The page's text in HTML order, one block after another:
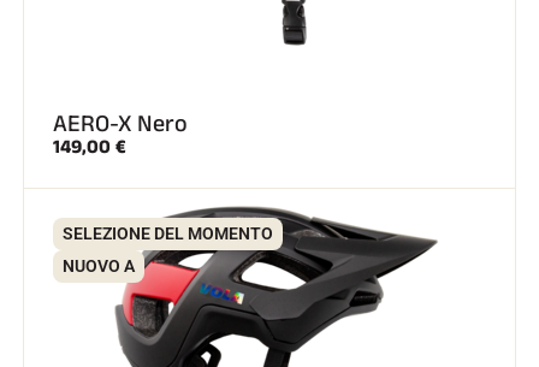
AERO-X Nero
149,00 €
SELEZIONE DEL MOMENTO
NUOVO A